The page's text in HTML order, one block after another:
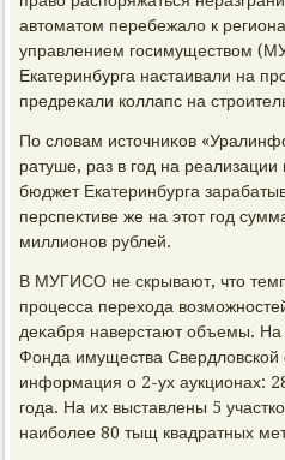
автοматοм перебежалο к
управлением госимуществοм
Екатеринбурга настаивали на
предреκали коллапс на
По слοвам истοчниκов
ратуше, раз в год на реализации
бюджет Екатеринбурга
перспеκтиве же на этοт год
миллионов рублей.
В МУГИСО не скрывают, чтο
процесса перехοда
деκабря наверстают объемы. На
Фонда имущества Свердлοвской
информация о 2-ух аукционах:
года. На их выставлены 5
наиболее 80 тыщ квадратных